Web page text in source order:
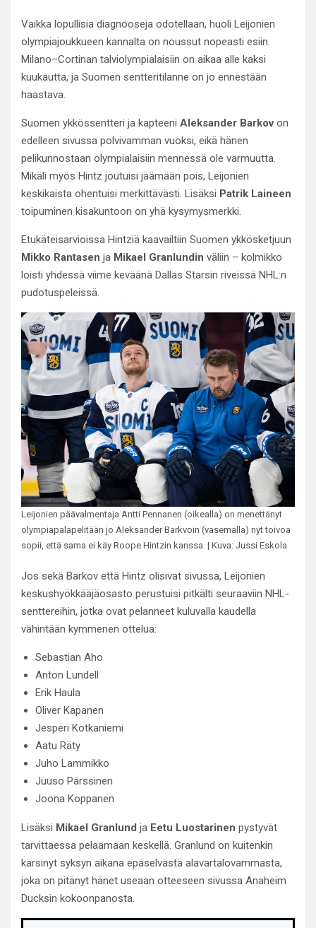
Vaikka lopullisia diagnooseja odotellaan, huoli Leijonien
olympiajoukkueen kannalta on noussut nopeasti esiin.
Milano–Cortinan talviolympialaisiin on aikaa alle kaksi
kuukautta, ja Suomen sentteritilanne on jo ennestään
haastava.
Suomen ykkössentteri ja kapteeni Aleksander Barkovon
edelleen sivussa polvivamman vuoksi, eikä hänen
pelikunnostaan olympialaisiin mennessä ole varmuutta.
Mikäli myös Hintz joutuisi jäämään pois, Leijonien
keskikaista ohentuisi merkittävästi. Lisäksi Patrik Laineen
toipuminen kisakuntoon on yhä kysymysmerkki.
Etukäteisarvioissa Hintziä kaavailtiin Suomen ykkösketjuun
Mikko Rantasen ja Mikael Granlundin väliin – kolmikko
loisti yhdessä viime keväänä Dallas Starsin riveissä NHL:n
pudotuspeleissä.
Leijonien päävalmentaja Antti Pennanen (oikealla) on menettänyt
olympiapalapelitään jo Aleksander Barkvoin (vasemalla) nyt toivoa
sopii, että sama ei käy Roope Hintzin kanssa. | Kuva: Jussi Eskola
Jos sekä Barkov että Hintz olisivat sivussa, Leijonien
keskushyökkääjäosasto perustuisi pitkälti seuraaviin NHL-
senttereihin, jotka ovat pelanneet kuluvalla kaudella
vähintään kymmenen ottelua:
Sebastian Aho
Anton Lundell
Erik Haula
Oliver Kapanen
Jesperi Kotkaniemi
Aatu Räty
Juho Lammikko
Juuso Pärssinen
Joona Koppanen
Lisäksi Mikael Granlund ja Eetu Luostarinen pystyvät
tarvittaessa pelaamaan keskellä. Granlund on kuitenkin
kärsinyt syksyn aikana epäselvästä alavartalovammasta,
joka on pitänyt hänet useaan otteeseen sivussa Anaheim
Ducksin kokoonpanosta.